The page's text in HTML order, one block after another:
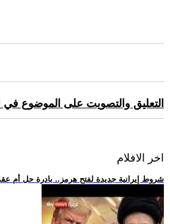
التعليق والتصويت على الموضوع في
اخر الافلام
.. شروط إيرانية جديدة لفتح هرمز.. بادرة حل أم